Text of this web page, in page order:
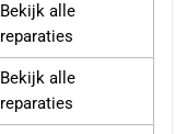
Bekijk alle
reparaties
Bekijk alle
reparaties